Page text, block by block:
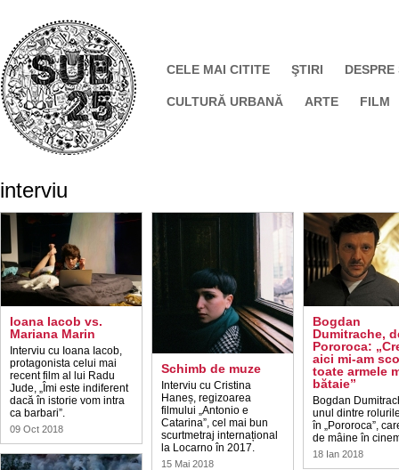
CELE MAI CITITE ŞTIRI DESPRE
CULTURĂ URBANĂ ARTE FILM
interviu
Ioana Iacob vs.
Mariana Marin
Interviu cu Ioana Iacob,
protagonista celui mai
recent film al lui Radu
Jude, „Îmi este indiferent
dacă în istorie vom intra
ca barbari”.
09 Oct 2018
Schimb de muze
Interviu cu Cristina
Haneș, regizoarea
filmului „Antonio e
Catarina”, cel mai bun
scurtmetraj internațional
la Locarno în 2017.
15 Mai 2018
Bogdan
Dumitrache,
Pororoca:
aici mi-am
toate armele
bătaie”
Bogdan
unul dintre
în „Pororoca”,
de mâine în
18 Ian 2018